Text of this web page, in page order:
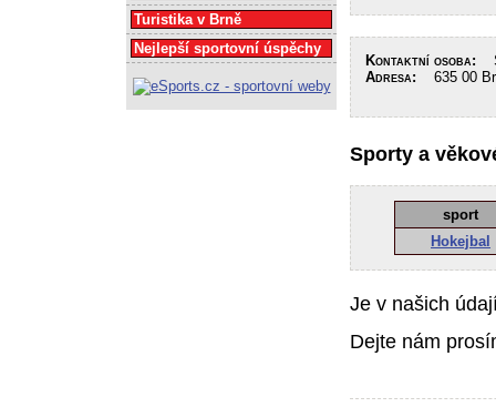
Kontaktní osoba:
Adresa: 635 00
Sporty a
sport
Hokejbal
Je v našich
Dejte nám
Turistika v Brně
Nejlepší sportovní úspěchy